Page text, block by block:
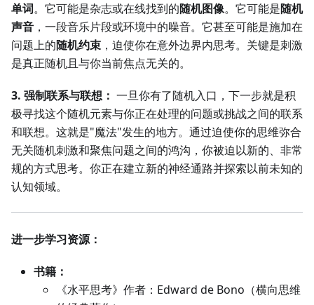
单词。它可能是杂志或在线找到的随机图像。它可能是随机
声音 ，一段音乐片段或环境中的噪音。它甚至可能是施加在
问题上的随机约束 ，迫使你在意外边界内思考。关键是刺激
是真正随机且与你当前焦点无关的。
3. 强制联系与联想： 一旦你有了随机入口，下一步就是积
极寻找这个随机元素与你正在处理的问题或挑战之间的联系
和联想。这就是"魔法"发生的地方。通过迫使你的思维弥合
无关随机刺激和聚焦问题之间的鸿沟，你被迫以新的、非常
规的方式思考。你正在建立新的神经通路并探索以前未知的
认知领域。
进一步学习资源：
书籍：
《水平思考》作者：Edward de Bono（横向思维